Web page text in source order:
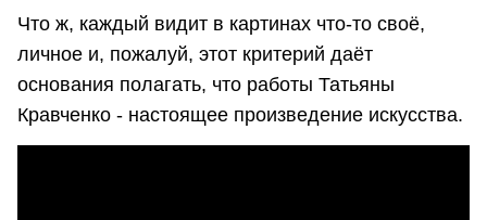
Что ж, каждый видит в картинах что-то своё,
личное и, пожалуй, этот критерий даёт
основания полагать, что работы Татьяны
Кравченко - настоящее произведение искусства.